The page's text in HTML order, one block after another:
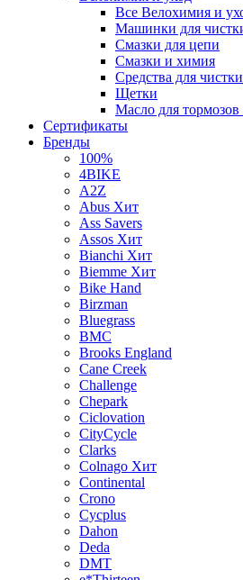
Все Велохимия и
Машинки для
Смазки для цепи
Смазки и химия
Средства для чистки
Щетки
Масло для
Сертификаты
Бренды
100%
4BIKE
A2Z
Abus Хит
Ass Savers
Assos Хит
Bianchi Хит
Biemme Хит
Bike Hand
Birzman
Bluegrass
BMC
Brooks England
Cane Creek
Challenge
Chepark
Ciclovation
CityCycle
Clarks
Colnago Хит
Continental
Crono
Cycplus
Dahon
Deda
DMT